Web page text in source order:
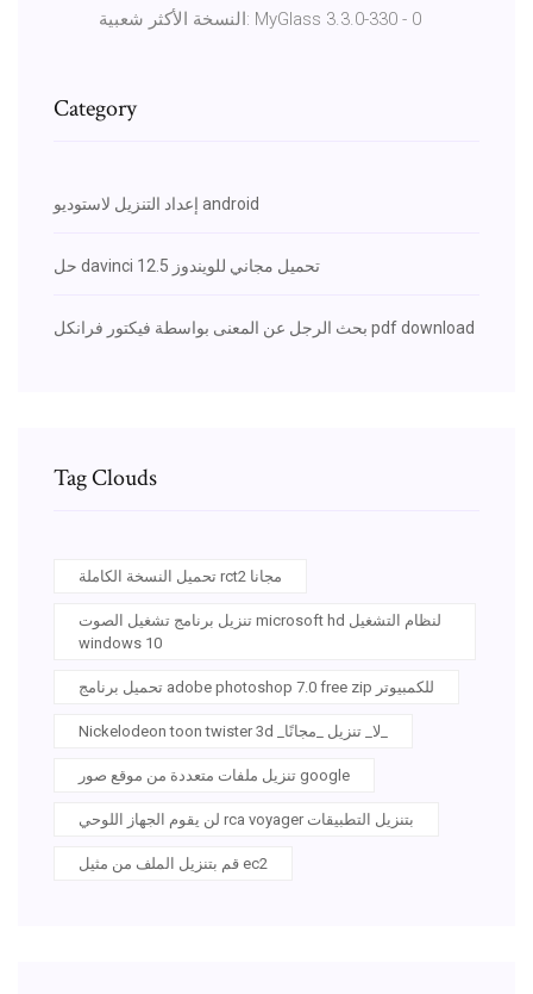
النسخة الأكثر شعبية: MyGlass 3.3.0-330 - 0
Category
إعداد التنزيل لاستوديو android
حل davinci 12.5 تحميل مجاني للويندوز
بحث الرجل عن المعنى بواسطة فيكتور فرانكل pdf download
Tag Clouds
تحميل النسخة الكاملة rct2 مجانا
تنزيل برنامج تشغيل الصوت microsoft hd لنظام التشغيل
windows 10
تحميل برنامج adobe photoshop 7.0 free zip للكمبيوتر
تنزيل ملفات متعددة من موقع صور google
لن يقوم الجهاز اللوحي rca voyager بتنزيل التطبيقات
قم بتنزيل الملف من مثيل ec2